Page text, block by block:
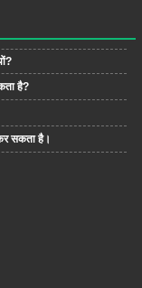
है?
सकता है।